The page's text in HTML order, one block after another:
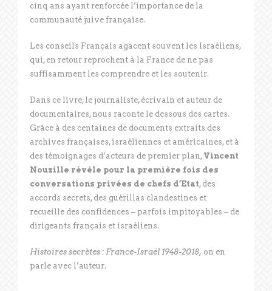
cinq ans ayant renforcée l’importance de la
communauté juive française.
Les conseils Français agacent souvent les Israéliens,
qui, en retour reprochent à la France de ne pas
suffisamment les comprendre et les soutenir.
Dans ce livre, le journaliste, écrivain et auteur de
documentaires, nous raconte le dessous des cartes.
Grâce à des centaines de documents extraits des
archives françaises, israéliennes et américaines, et à
des témoignages d’acteurs de premier plan, Vincent
Nouzille révèle pour la première fois des
conversations privées de chefs d’Etat, des
accords secrets, des guérillas clandestines et
recueille des confidences – parfois impitoyables – de
dirigeants français et israéliens.
Histoires secrètes : France-Israël 1948-2018, on en
parle avec l’auteur.